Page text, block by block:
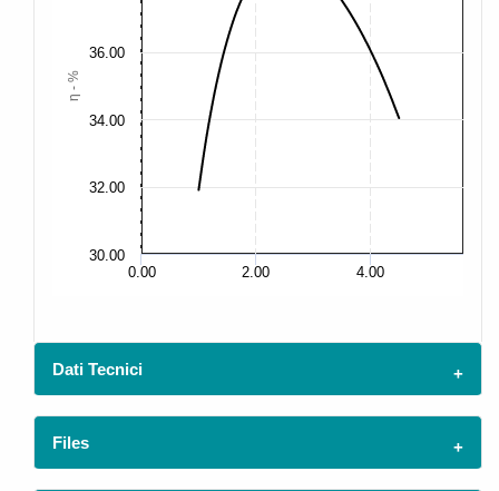
η - %
0.00 2.00 4.00
32.00
34.00
36.00
30.00
Dati Tecnici
Files